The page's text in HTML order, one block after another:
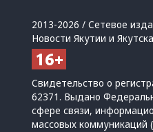
2013-2026 / Сетевое
Новости Якутии и Якутска
Свидетельство о
62371. Выдано
сфере связи,
массовых коммуникаций